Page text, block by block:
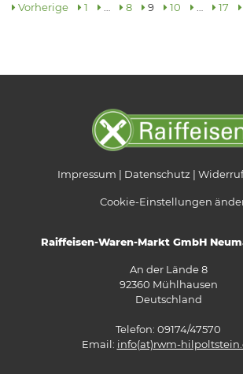
Vorherige 1 8 9 10 17
Impressum Datenschutz
Cookie-Einstellungen
Raiffeisen-Waren-Markt GmbH
An der Lände 8
92360 Mühlhausen
Deutschland
Telefon: 09174/47570
Email: info(at)rwm-